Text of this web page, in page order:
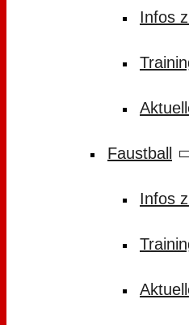
Infos
Faustball
Infos